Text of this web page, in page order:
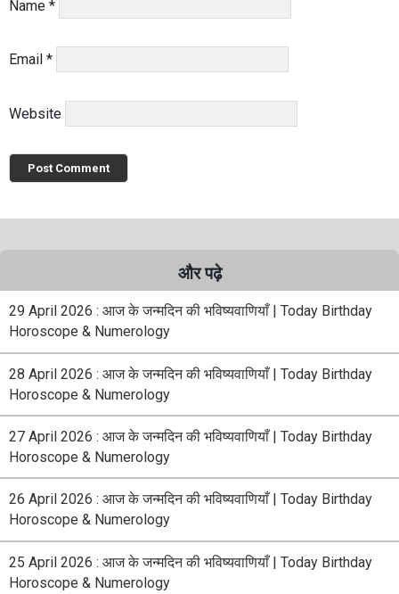
Name *
Email *
Website
और पढ़े
29 April 2026 : आज के जन्मदिन की भविष्यवाणियाँ | Today Birthday
Horoscope & Numerology
28 April 2026 : आज के जन्मदिन की भविष्यवाणियाँ | Today Birthday
Horoscope & Numerology
27 April 2026 : आज के जन्मदिन की भविष्यवाणियाँ | Today Birthday
Horoscope & Numerology
26 April 2026 : आज के जन्मदिन की भविष्यवाणियाँ | Today Birthday
Horoscope & Numerology
25 April 2026 : आज के जन्मदिन की भविष्यवाणियाँ | Today Birthday
Horoscope & Numerology